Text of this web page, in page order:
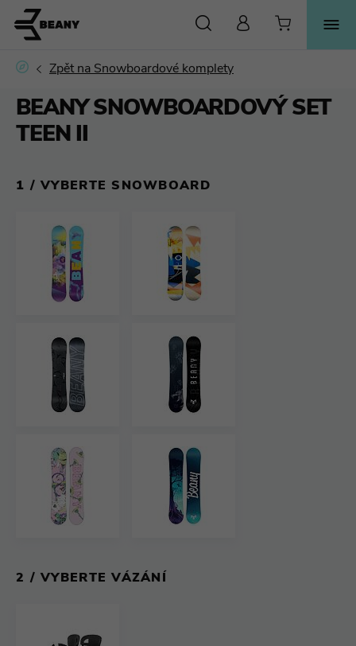
HLEDAT
BEANY SNOWBOARDOVÝ SET
TEEN II
1 / VYBERTE SNOWBOARD
2 / VYBERTE VÁZÁNÍ